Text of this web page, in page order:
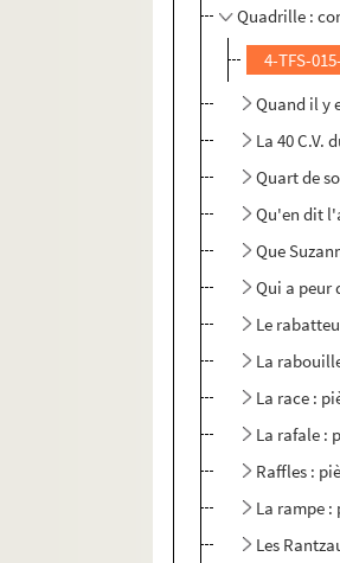
Quadrille :
4-TFS-
Quand il y
La 40 C.V.
Quart de
Qu'en dit
Que
Qui a peur
Le
La
La race :
La rafale :
Raffles :
La rampe :
Les